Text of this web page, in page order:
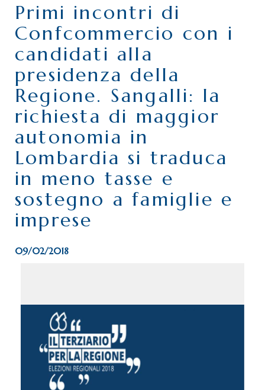
PERCHÉ ASSOCIARSI?
DOVE SIAMO
CONTATTI
Primi incontri di
Confcommercio con i
candidati alla
presidenza della
Regione. Sangalli: la
richiesta di maggior
autonomia in
Lombardia si traduca
in meno tasse e
sostegno a famiglie e
imprese
09/02/2018